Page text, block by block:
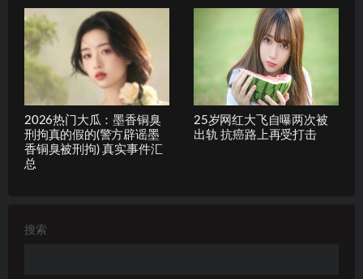
2026热门大瓜：墨香铜臭
刑拘真的假的(警方辟谣墨
香铜臭被刑拘) 真实事件汇
总
25岁网红大飞自曝两次被
出轨 抗癌路上再受打击
搜索